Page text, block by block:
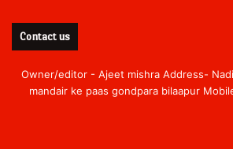
Contact us
Owner/editor - Ajeet mishra Address-
mandair ke paas gondpara bilaapur